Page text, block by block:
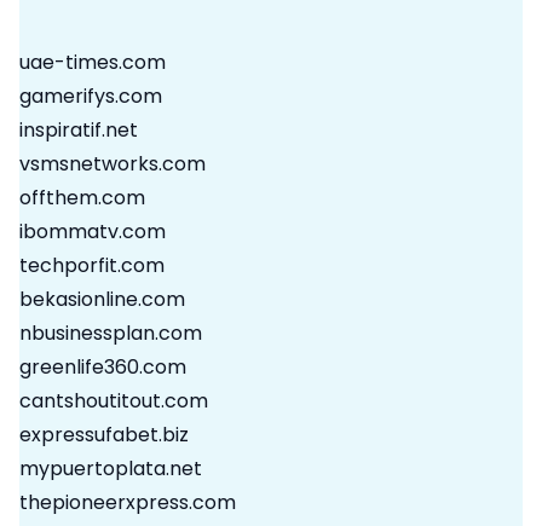
uae-times.com
gamerifys.com
inspiratif.net
vsmsnetworks.com
offthem.com
ibommatv.com
techporfit.com
bekasionline.com
nbusinessplan.com
greenlife360.com
cantshoutitout.com
expressufabet.biz
mypuertoplata.net
thepioneerxpress.com